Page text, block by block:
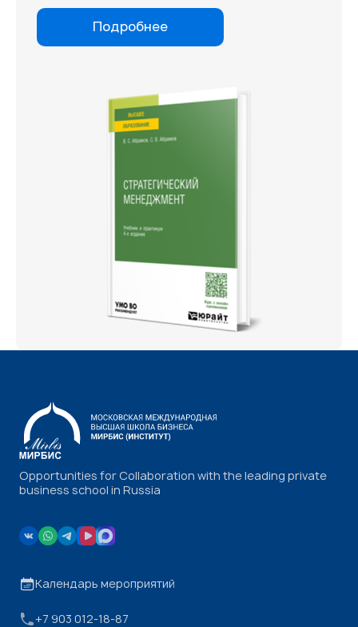
Подробнее
Opportunities for Collaboration with the leading private
business school in Russia
Календарь мероприятий
+7 903 012-18-87